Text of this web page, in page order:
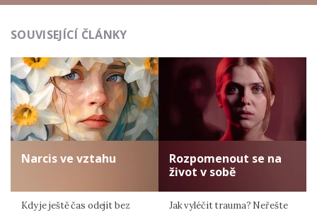
SOUVISEJÍCÍ ČLÁNKY
Narcis ve vztahu
Kdy je ještě čas odejít bez
Rozpomenout se na
život v sobě
Jak vyléčit trauma? Neřešte